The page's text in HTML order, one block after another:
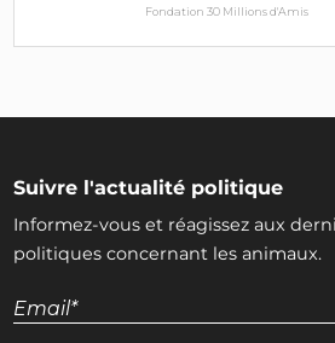
Fondation 30 Millions d'Amis
Suivre l'actualité politique
Informez-vous et réagissez aux
politiques concernant les animaux.